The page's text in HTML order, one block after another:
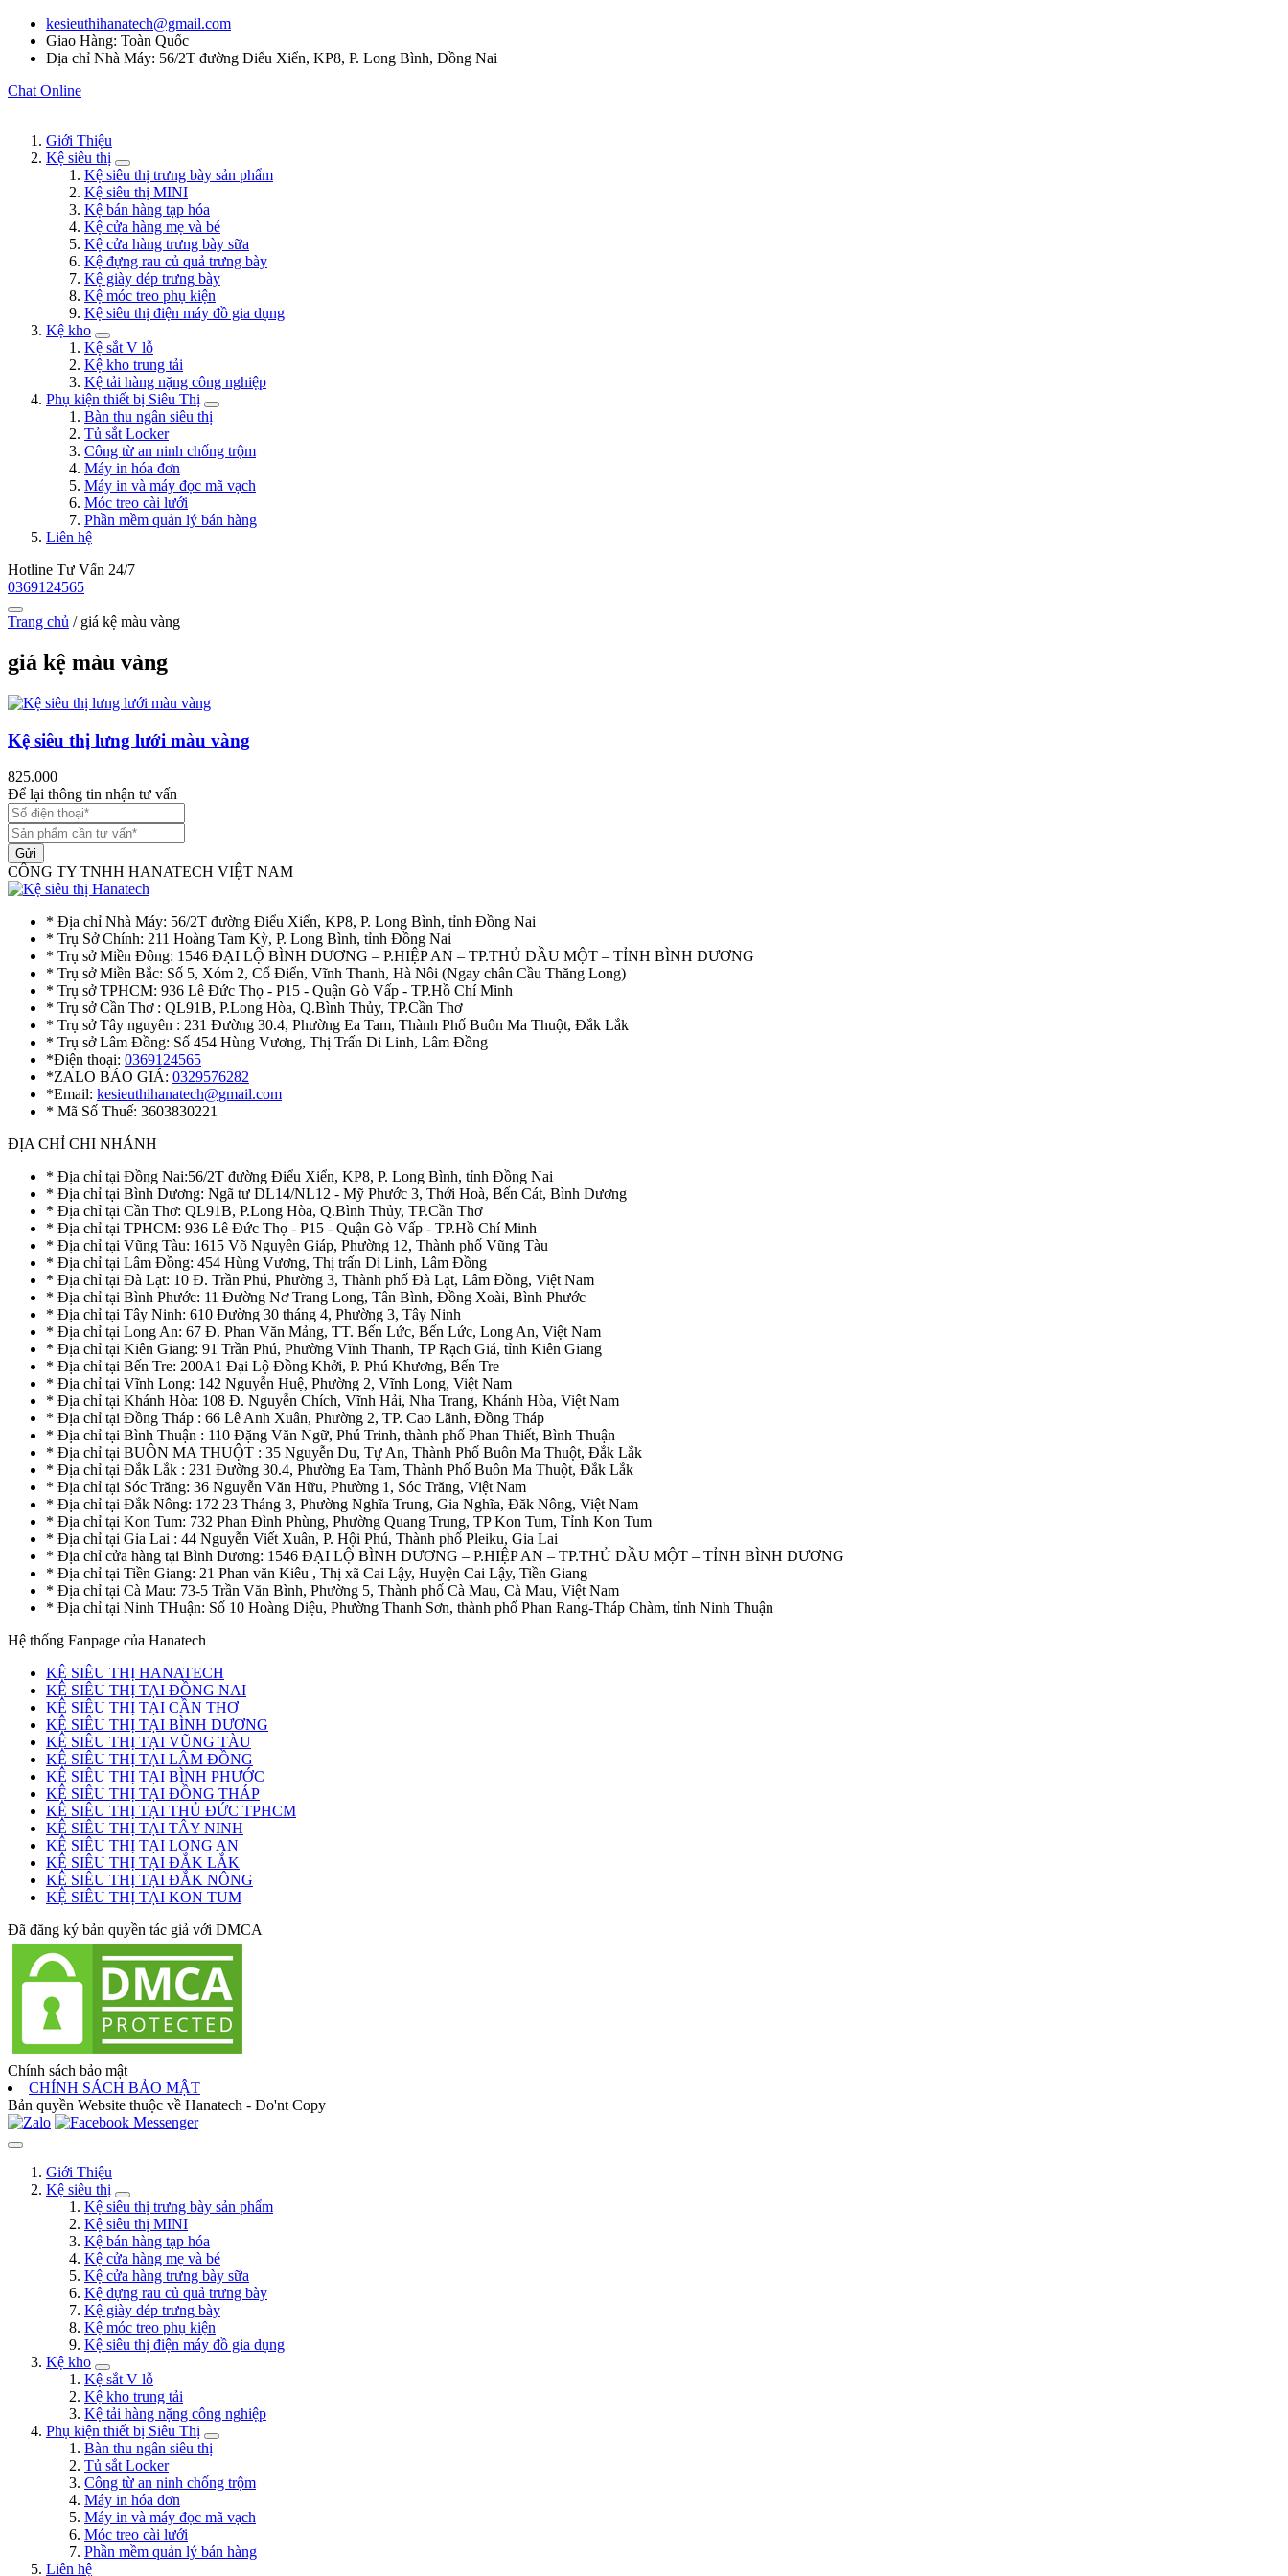
kesieuthihanatech@gmail.com
Giao Hàng: Toàn Quốc
Địa chỉ Nhà Máy: 56/2T đường Điểu Xiển, KP8, P. Long Bình, Đồng Nai
Chat Online
Giới Thiệu
Kệ siêu thị
Kệ siêu thị trưng bày sản phẩm
Kệ siêu thị MINI
Kệ bán hàng tạp hóa
Kệ cửa hàng mẹ và bé
Kệ cửa hàng trưng bày sữa
Kệ đựng rau củ quả trưng bày
Kệ giày dép trưng bày
Kệ móc treo phụ kiện
Kệ siêu thị điện máy đồ gia dụng
Kệ kho
Kệ sắt V lỗ
Kệ kho trung tải
Kệ tải hàng nặng công nghiệp
Phụ kiện thiết bị Siêu Thị
Bàn thu ngân siêu thị
Tủ sắt Locker
Công từ an ninh chống trộm
Máy in hóa đơn
Máy in và máy đọc mã vạch
Móc treo cài lưới
Phần mềm quản lý bán hàng
Liên hệ
Hotline Tư Vấn 24/7
0369124565
Trang chủ / giá kệ màu vàng
giá kệ màu vàng
Kệ siêu thị lưng lưới màu vàng
825.000
Để lại thông tin nhận tư vấn
Gửi
CÔNG TY TNHH HANATECH VIỆT NAM
* Địa chỉ Nhà Máy: 56/2T đường Điểu Xiển, KP8, P. Long Bình, tỉnh Đồng Nai
* Trụ Sở Chính: 211 Hoàng Tam Kỳ, P. Long Bình, tỉnh Đồng Nai
* Trụ sở Miền Đông: 1546 ĐẠI LỘ BÌNH DƯƠNG – P.HIỆP AN – TP.THỦ DẦU MỘT – TỈNH BÌNH DƯƠNG
* Trụ sở Miền Bắc: Số 5, Xóm 2, Cổ Điển, Vĩnh Thanh, Hà Nôi (Ngay chân Cầu Thăng Long)
* Trụ sở TPHCM: 936 Lê Đức Thọ - P15 - Quận Gò Vấp - TP.Hồ Chí Minh
* Trụ sở Cần Thơ : QL91B, P.Long Hòa, Q.Bình Thủy, TP.Cần Thơ
* Trụ sở Tây nguyên : 231 Đường 30.4, Phường Ea Tam, Thành Phố Buôn Ma Thuột, Đắk Lắk
* Trụ sở Lâm Đồng: Số 454 Hùng Vương, Thị Trấn Di Linh, Lâm Đồng
*Điện thoại: 0369124565
*ZALO BÁO GIÁ: 0329576282
*Email: kesieuthihanatech@gmail.com
* Mã Số Thuế: 3603830221
ĐỊA CHỈ CHI NHÁNH
* Địa chỉ tại Đồng Nai:56/2T đường Điểu Xiển, KP8, P. Long Bình, tỉnh Đồng Nai
* Địa chỉ tại Bình Dương: Ngã tư DL14/NL12 - Mỹ Phước 3, Thới Hoà, Bến Cát, Bình Dương
* Địa chỉ tại Cần Thơ: QL91B, P.Long Hòa, Q.Bình Thủy, TP.Cần Thơ
* Địa chỉ tại TPHCM: 936 Lê Đức Thọ - P15 - Quận Gò Vấp - TP.Hồ Chí Minh
* Địa chỉ tại Vũng Tàu: 1615 Võ Nguyên Giáp, Phường 12, Thành phố Vũng Tàu
* Địa chỉ tại Lâm Đồng: 454 Hùng Vương, Thị trấn Di Linh, Lâm Đồng
* Địa chỉ tại Đà Lạt: 10 Đ. Trần Phú, Phường 3, Thành phố Đà Lạt, Lâm Đồng, Việt Nam
* Địa chỉ tại Bình Phước: 11 Đường Nơ Trang Long, Tân Bình, Đồng Xoài, Bình Phước
* Địa chỉ tại Tây Ninh: 610 Đường 30 tháng 4, Phường 3, Tây Ninh
* Địa chỉ tại Long An: 67 Đ. Phan Văn Mảng, TT. Bến Lức, Bến Lức, Long An, Việt Nam
* Địa chỉ tại Kiên Giang: 91 Trần Phú, Phường Vĩnh Thanh, TP Rạch Giá, tỉnh Kiên Giang
* Địa chỉ tại Bến Tre: 200A1 Đại Lộ Đồng Khởi, P. Phú Khương, Bến Tre
* Địa chỉ tại Vĩnh Long: 142 Nguyễn Huệ, Phường 2, Vĩnh Long, Việt Nam
* Địa chỉ tại Khánh Hòa: 108 Đ. Nguyễn Chích, Vĩnh Hải, Nha Trang, Khánh Hòa, Việt Nam
* Địa chỉ tại Đồng Tháp : 66 Lê Anh Xuân, Phường 2, TP. Cao Lãnh, Đồng Tháp
* Địa chỉ tại Bình Thuận : 110 Đặng Văn Ngữ, Phú Trinh, thành phố Phan Thiết, Bình Thuận
* Địa chỉ tại BUÔN MA THUỘT : 35 Nguyễn Du, Tự An, Thành Phố Buôn Ma Thuột, Đắk Lắk
* Địa chỉ tại Đắk Lắk : 231 Đường 30.4, Phường Ea Tam, Thành Phố Buôn Ma Thuột, Đắk Lắk
* Địa chỉ tại Sóc Trăng: 36 Nguyễn Văn Hữu, Phường 1, Sóc Trăng, Việt Nam
* Địa chỉ tại Đắk Nông: 172 23 Tháng 3, Phường Nghĩa Trung, Gia Nghĩa, Đăk Nông, Việt Nam
* Địa chỉ tại Kon Tum: 732 Phan Đình Phùng, Phường Quang Trung, TP Kon Tum, Tỉnh Kon Tum
* Địa chỉ tại Gia Lai : 44 Nguyễn Viết Xuân, P. Hội Phú, Thành phố Pleiku, Gia Lai
* Địa chỉ cửa hàng tại Bình Dương: 1546 ĐẠI LỘ BÌNH DƯƠNG – P.HIỆP AN – TP.THỦ DẦU MỘT – TỈNH BÌNH DƯƠNG
* Địa chỉ tại Tiền Giang: 21 Phan văn Kiêu , Thị xã Cai Lậy, Huyện Cai Lậy, Tiền Giang
* Địa chỉ tại Cà Mau: 73-5 Trần Văn Bình, Phường 5, Thành phố Cà Mau, Cà Mau, Việt Nam
* Địa chỉ tại Ninh THuận: Số 10 Hoàng Diệu, Phường Thanh Sơn, thành phố Phan Rang-Tháp Chàm, tỉnh Ninh Thuận
Hệ thống Fanpage của Hanatech
KỆ SIÊU THỊ HANATECH
KỆ SIÊU THỊ TẠI ĐỒNG NAI
KỆ SIÊU THỊ TẠI CẦN THƠ
KỆ SIÊU THỊ TẠI BÌNH DƯƠNG
KỆ SIÊU THỊ TẠI VŨNG TÀU
KỆ SIÊU THỊ TẠI LÂM ĐỒNG
KỆ SIÊU THỊ TẠI BÌNH PHƯỚC
KỆ SIÊU THỊ TẠI ĐỒNG THÁP
KỆ SIÊU THỊ TẠI THỦ ĐỨC TPHCM
KỆ SIÊU THỊ TẠI TÂY NINH
KỆ SIÊU THỊ TẠI LONG AN
KỆ SIÊU THỊ TẠI ĐẮK LẮK
KỆ SIÊU THỊ TẠI ĐẮK NÔNG
KỆ SIÊU THỊ TẠI KON TUM
Đã đăng ký bản quyền tác giả với DMCA
Chính sách bảo mật
CHÍNH SÁCH BẢO MẬT
Bản quyền Website thuộc về Hanatech - Do'nt Copy
Giới Thiệu
Kệ siêu thị
Kệ siêu thị trưng bày sản phẩm
Kệ siêu thị MINI
Kệ bán hàng tạp hóa
Kệ cửa hàng mẹ và bé
Kệ cửa hàng trưng bày sữa
Kệ đựng rau củ quả trưng bày
Kệ giày dép trưng bày
Kệ móc treo phụ kiện
Kệ siêu thị điện máy đồ gia dụng
Kệ kho
Kệ sắt V lỗ
Kệ kho trung tải
Kệ tải hàng nặng công nghiệp
Phụ kiện thiết bị Siêu Thị
Bàn thu ngân siêu thị
Tủ sắt Locker
Công từ an ninh chống trộm
Máy in hóa đơn
Máy in và máy đọc mã vạch
Móc treo cài lưới
Phần mềm quản lý bán hàng
Liên hệ